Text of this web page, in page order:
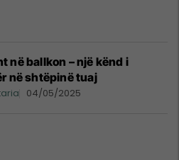
në ballkon – një kënd i
në shtëpinë tuaj
04/05/2025